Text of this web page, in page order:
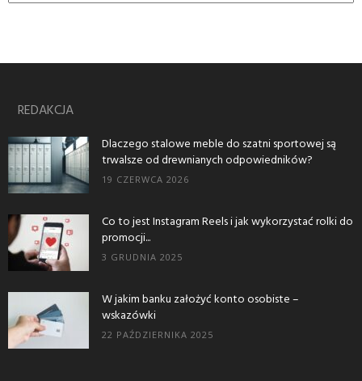
REDAKCJA
Dlaczego stalowe meble do szatni sportowej są
trwalsze od drewnianych odpowiedników?
19 CZERWCA 2026
Co to jest Instagram Reels i jak wykorzystać rolki do
promocji...
3 GRUDNIA 2025
W jakim banku założyć konto osobiste –
wskazówki
22 PAŹDZIERNIKA 2025